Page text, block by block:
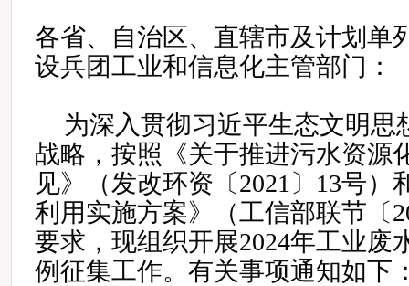
各省、自治区、直辖市及计划单
设兵团工业和信息化主管部门：
为深入贯彻习近平生态文明思
战略，按照《关于推进污水资源
见》（发改环资〔2021〕13号）
利用实施方案》（工信部联节〔
要求，现组织开展2024年工业废
例征集工作。有关事项通知如下